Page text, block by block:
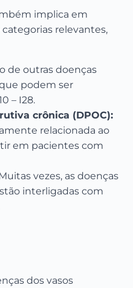
implica em
relevantes,
de outras doenças
podem ser
– I28.
crônica (DPOC):
relacionada ao
em pacientes com
vezes, as doenças
interligadas com
dos vasos